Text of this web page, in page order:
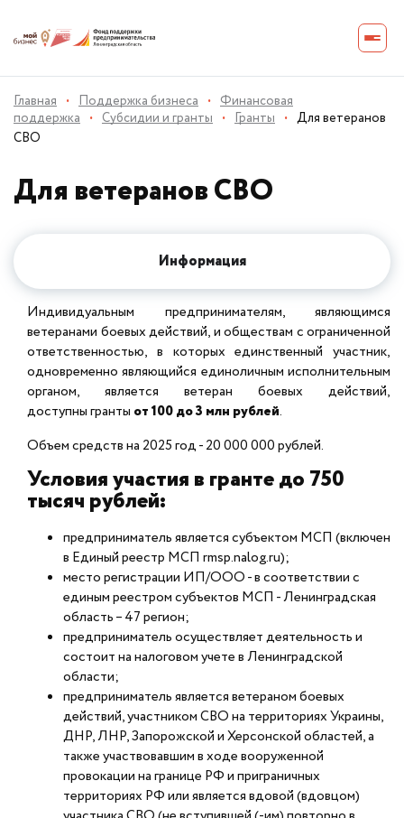
Главная · Поддержка бизнеса · Финансовая
поддержка · Субсидии и гранты · Гранты · Для ветеранов
СВО
Для ветеранов СВО
Информация
Индивидуальным предпринимателям, являющимся
ветеранами боевых действий, и обществам с ограниченной
ответственностью, в которых единственный участник,
одновременно являющийся единоличным исполнительным
органом, является ветеран боевых действий,
доступны гранты от 100 до 3 млн рублей.
Объем средств на 2025 год - 20 000 000 рублей.
Условия участия в гранте до 750
тысяч рублей:
предприниматель является субъектом МСП (включен
в Единый реестр МСП rmsp.nalog.ru);
место регистрации ИП/ООО - в соответствии с
единым реестром субъектов МСП - Ленинградская
область – 47 регион;
предприниматель осуществляет деятельность и
состоит на налоговом учете в Ленинградской
области;
предприниматель является ветераном боевых
действий, участником СВО на территориях Украины,
ДНР, ЛНР, Запорожской и Херсонской областей, а
также участвовавшим в ходе вооруженной
провокации на границе РФ и приграничных
территориях РФ или является вдовой (вдовцом)